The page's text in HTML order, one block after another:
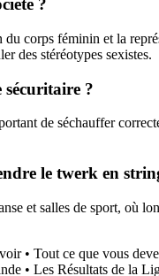
?
corps féminin et la
des stéréotypes sexistes.
?
de séchauffer
le twerk en
et salles de sport, où
• Tout ce que vous
• Les Résultats de la